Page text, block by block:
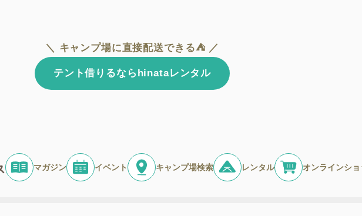
＼ キャンプ場に直接配送できる⛺ ／
テント借りるならhinataレンタル
マガジン イベント キャンプ場検索 レンタル オンラインシ